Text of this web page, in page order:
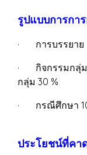
รูปแบบการกา
· การบรรยาย
· กิจกรรมกลุ่ม
กลุ่ม 30 %
· กรณีศึกษา
ประโยชน์ที่คา